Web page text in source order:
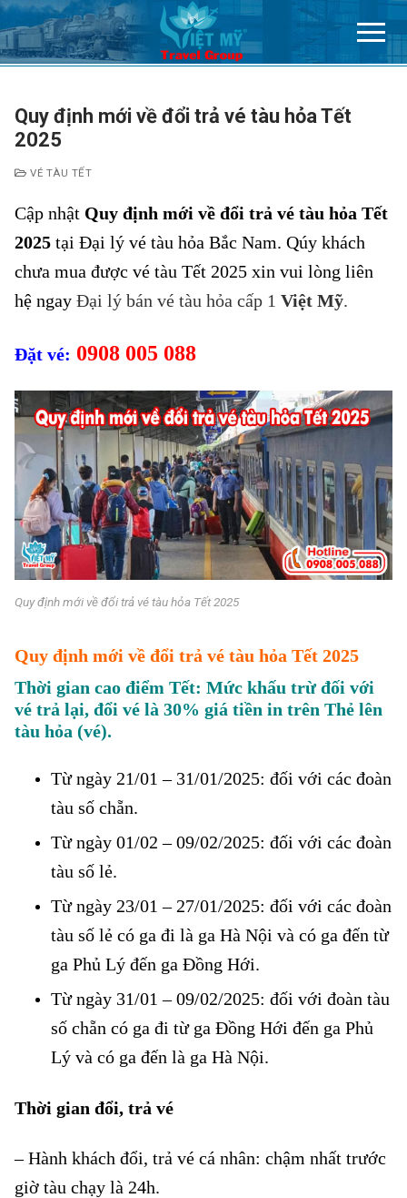
Chuyển
đến
nội
Quy định mới về đổi trả vé tàu hỏa Tết
2025
VÉ TÀU TẾT
Cập nhật Quy định mới về đổi trả vé tàu hỏa Tết
2025 tại Đại lý vé tàu hỏa Bắc Nam. Qúy khách
chưa mua được vé tàu Tết 2025 xin vui lòng liên
hệ ngay Đại lý bán vé tàu hỏa cấp 1 Việt Mỹ.
Đặt vé: 0908 005 088
Quy định mới về đổi trả vé tàu hỏa Tết 2025
Quy định mới về đổi trả vé tàu hỏa Tết 2025
Thời gian cao điểm Tết: Mức khấu trừ đối với
vé trả lại, đổi vé là 30% giá tiền in trên Thẻ lên
tàu hỏa (vé).
Từ ngày 21/01 – 31/01/2025: đối với các đoàn
tàu số chẵn.
Từ ngày 01/02 – 09/02/2025: đối với các đoàn
tàu số lẻ.
Từ ngày 23/01 – 27/01/2025: đối với các đoàn
tàu số lẻ có ga đi là ga Hà Nội và có ga đến từ
ga Phủ Lý đến ga Đồng Hới.
Từ ngày 31/01 – 09/02/2025: đối với đoàn tàu
số chẵn có ga đi từ ga Đồng Hới đến ga Phủ
Lý và có ga đến là ga Hà Nội.
Thời gian đổi, trả vé
– Hành khách đổi, trả vé cá nhân: chậm nhất trước
giờ tàu chạy là 24h.